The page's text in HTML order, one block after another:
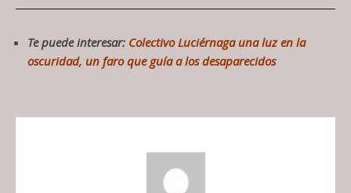
Te puede interesar: Colectivo Luciérnaga una luz en la
oscuridad, un faro que guía a los desaparecidos